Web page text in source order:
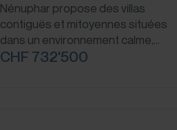
Nénuphar propose des villas
contiguës et mitoyennes situées
dans un environnement calme,…
CHF 732'500